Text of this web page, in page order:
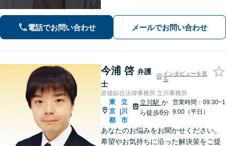
ましたらお気軽にご相談ください。
【電話相談可】【休日・夜間面談可】
電話でお問い合わせ メールでお問い合わせ
今浦 啓 弁護
士
インタビューを見
る
原後綜合法律事務所 立川事務所
東
京
都
|
立
川
市
立川駅 か
ら徒歩8分
営業時間：09:30~1
9:00（平日）
あなたのお悩みをお聞かせください。
希望やお気持ちに沿った解決策をご提